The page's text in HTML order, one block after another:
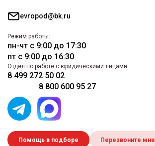
evropod@bk.ru
Режим работы:
пн-чт с 9:00 до 17:30
пт с 9:00 до 16:30
Отдел по работе с юридическими лицами
8 499 272 50 02
8 800 600 95 27
Помощь в подборе Перезвоните мне